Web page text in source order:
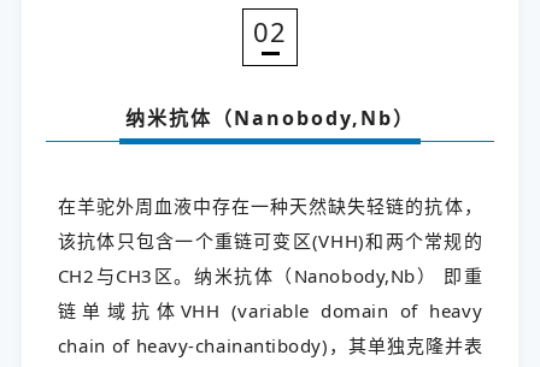
02
纳米抗体（Nanobody,Nb）
在羊驼外周血液中存在一种天然缺失轻链的抗体，
该抗体只包含一个重链可变区(VHH)和两个常规的
CH2与CH3区。纳米抗体（Nanobody,Nb） 即重
链单域抗体VHH (variable domain of heavy
chain of heavy-chainantibody)，其单独克隆并表